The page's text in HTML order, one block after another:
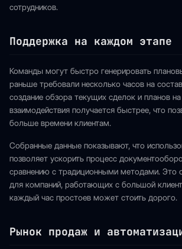
сотрудников.
Поддержка на каждом этапе
Команды могут быстро генерировать
раньше требовали несколько часов на
создание обзора текущих сделок и планов
взаимодействия получается быстрее, что
больше времени клиентам.
Собранные данные показывают, что
позволяет ускорить процесс
сравнению с традиционными методами. Это
для компаний, работающих с большой
каждый час простоев может стоить дорого.
Рынок продаж и